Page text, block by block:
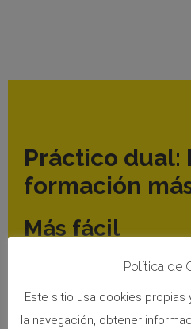
Práctico dual:
formación
Más fácil
Al empezar las prácticas con
conducirás con
soltura desde
Política de
Este sitio usa cookies
la navegación, obtener